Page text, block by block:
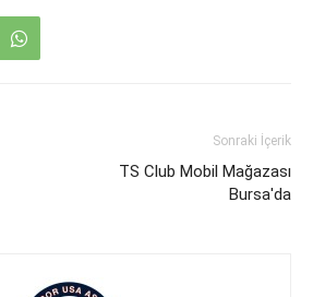
Sonraki İçerik
TS Club Mobil Mağazası
Bursa'da